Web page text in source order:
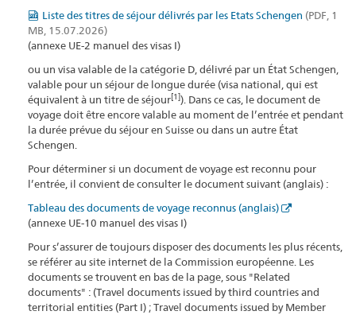
Liste des titres de séjour délivrés par les Etats Schengen (PDF, 1
MB, 15.07.2026)
(annexe UE-2 manuel des visas I)
ou un visa valable de la catégorie D, délivré par un État Schengen,
valable pour un séjour de longue durée (visa national, qui est
équivalent à un titre de séjour[1]). Dans ce cas, le document de
voyage doit être encore valable au moment de l’entrée et pendant
la durée prévue du séjour en Suisse ou dans un autre État
Schengen.
Pour déterminer si un document de voyage est reconnu pour
l’entrée, il convient de consulter le document suivant (anglais) :
Tableau des documents de voyage reconnus (anglais)
(annexe UE-10 manuel des visas I)
Pour s’assurer de toujours disposer des documents les plus récents,
se référer au site internet de la Commission européenne. Les
documents se trouvent en bas de la page, sous "Related
documents" : (Travel documents issued by third countries and
territorial entities (Part I) ; Travel documents issued by Member